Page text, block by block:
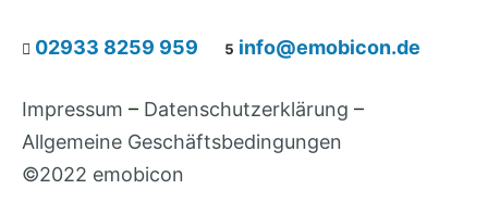
 02933 8259 959  info@emobicon.de
Impressum – Datenschutzerklärung –
Allgemeine Geschäftsbedingungen
©2022 emobicon